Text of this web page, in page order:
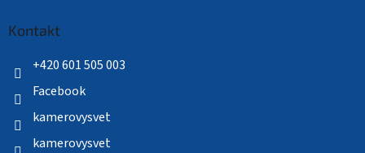
Kontakt
+420 601 505 003
Facebook
kamerovysvet
kamerovysvet